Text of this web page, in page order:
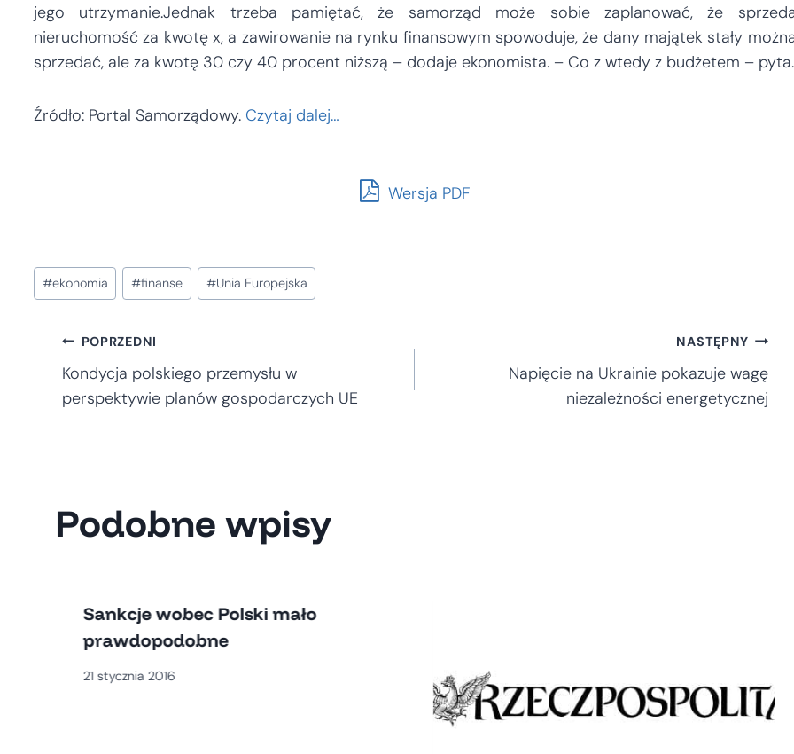
jego utrzymanie.Jednak trzeba pamiętać, że samorząd może sobie zaplanować, że
nieruchomość za kwotę x, a zawirowanie na rynku finansowym spowoduje, że dany majątek stały
sprzedać, ale za kwotę 30 czy 40 procent niższą – dodaje ekonomista. – Co z wtedy z budżetem – pyta.
Źródło: Portal Samorządowy. Czytaj dalej…
Wersja PDF
Tagi
wpisu:
#ekonomia #finanse #Unia Europejska
Nawigacja
wpisu
POPRZEDNI
Kondycja polskiego przemysłu w
perspektywie planów gospodarczych UE
NASTĘPNY
Napięcie na Ukrainie pokazuje wagę
niezależności energetycznej
Podobne wpisy
Sankcje wobec Polski mało
prawdopodobne
21 stycznia 2016